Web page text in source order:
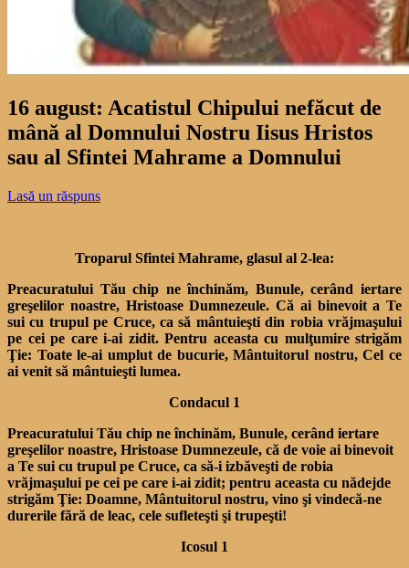
16 august: Acatistul Chipului nefăcut de
mână al Domnului Nostru Iisus Hristos
sau al Sfintei Mahrame a Domnului
Lasă un răspuns
Troparul Sfintei Mahrame, glasul al 2-lea:
Preacuratului Tău chip ne închinăm, Bunule, cerând iertare
greşelilor noastre, Hristoase Dumnezeule. Că ai binevoit a Te
sui cu trupul pe Cruce, ca să mântuieşti din robia vrăjmaşului
pe cei pe care i-ai zidit. Pentru aceasta cu mulţumire strigăm
Ţie: Toate le-ai umplut de bucurie, Mântuitorul nostru, Cel ce
ai venit să mântuieşti lumea.
Condacul 1
Preacuratului Tău chip ne închinăm, Bunule, cerând iertare
greşelilor noastre, Hristoase Dumnezeule, că de voie ai binevoit
a Te sui cu trupul pe Cruce, ca să-i izbăveşti de robia
vrăjmaşului pe cei pe care i-ai zidit; pentru aceasta cu nădejde
strigăm Ţie: Doamne, Mântuitorul nostru, vino şi vindecă-ne
durerile fără de leac, cele sufleteşti şi trupeşti!
Icosul 1